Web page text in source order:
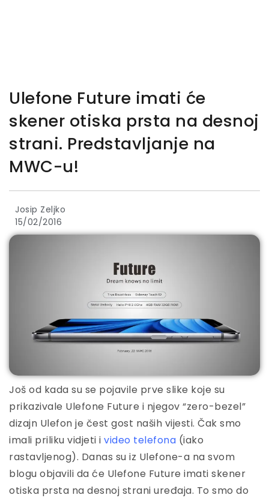
Ulefone Future imati će
skener otiska prsta na desnoj
strani. Predstavljanje na
MWC-u!
Josip Zeljko
15/02/2016
Još od kada su se pojavile prve slike koje su
prikazivale Ulefone Future i njegov “zero-bezel”
dizajn Ulefon je čest gost naših vijesti. Čak smo
imali priliku vidjeti i video telefona (iako
rastavljenog). Danas su iz Ulefone-a na svom
blogu objavili da će Ulefone Future imati skener
otiska prsta na desnoj strani uređaja. To smo do